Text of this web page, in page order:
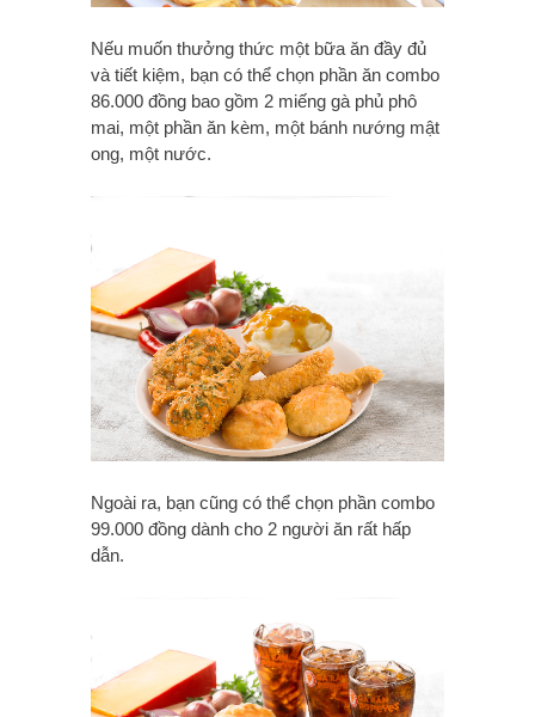
Nếu muốn thưởng thức một bữa ăn đầy đủ
và tiết kiệm, bạn có thể chọn phần ăn combo
86.000 đồng bao gồm 2 miếng gà phủ phô
mai, một phần ăn kèm, một bánh nướng mật
ong, một nước.
Ngoài ra, bạn cũng có thể chọn phần combo
99.000 đồng dành cho 2 người ăn rất hấp
dẫn.